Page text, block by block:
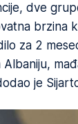
dve
brzina
za 2
je